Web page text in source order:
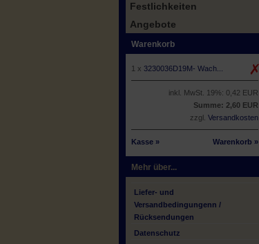
Festlichkeiten
Angebote
Warenkorb
1 x 3230036D19M- Wach...
inkl. MwSt. 19%: 0,42 EUR
Summe: 2,60 EUR
zzgl. Versandkosten
Kasse » Warenkorb »
Mehr über...
Liefer- und
Versandbedingungenn /
Rücksendungen
Datenschutz